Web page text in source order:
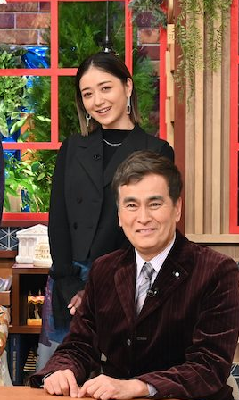
『アイ＝ラブ！
E齋藤樹愛羅＆
ビュー